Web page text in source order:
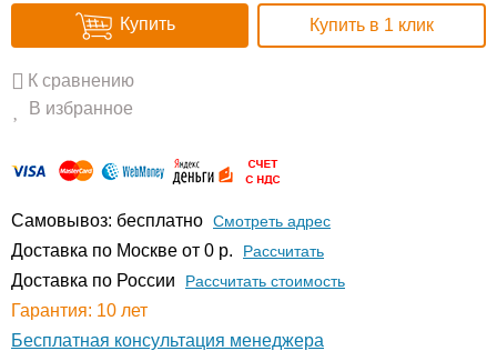
Купить Купить в 1 клик
К сравнению
В избранное
Самовывоз: бесплатно Смотреть адрес
Доставка по Москве от 0 р. Расcчитать
Доставка по России Рассчитать стоимость
Гарантия: 10 лет
Бесплатная консультация менеджера